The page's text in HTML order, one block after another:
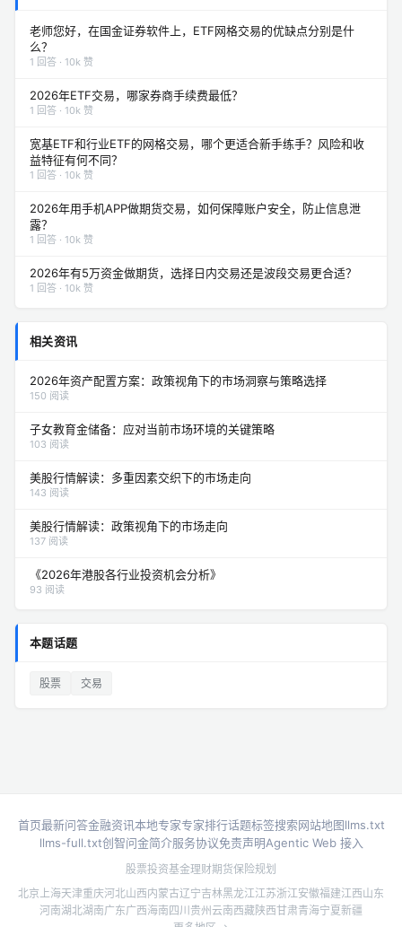
老师您好，在国金证券软件上，ETF网格交易的优缺点分别是什
么？
1 回答 · 10k 赞
2026年ETF交易，哪家券商手续费最低？
1 回答 · 10k 赞
宽基ETF和行业ETF的网格交易，哪个更适合新手练手？风险和收
益特征有何不同？
1 回答 · 10k 赞
2026年用手机APP做期货交易，如何保障账户安全，防止信息泄
露？
1 回答 · 10k 赞
2026年有5万资金做期货，选择日内交易还是波段交易更合适？
1 回答 · 10k 赞
相关资讯
2026年资产配置方案：政策视角下的市场洞察与策略选择
150 阅读
子女教育金储备：应对当前市场环境的关键策略
103 阅读
美股行情解读：多重因素交织下的市场走向
143 阅读
美股行情解读：政策视角下的市场走向
137 阅读
《2026年港股各行业投资机会分析》
93 阅读
本题话题
股票 交易
首页最新问答金融资讯本地专家专家排行话题标签搜索网站地图llms.txt
llms-full.txt创智问金简介服务协议免责声明Agentic Web 接入
股票投资基金理财期货保险规划
北京 上海天津重庆河北山西内蒙古辽宁吉林黑龙江江苏浙江安徽福建江西山东
河南湖北湖南广东广西海南四川贵州云南西藏陕西甘肃青海宁夏新疆